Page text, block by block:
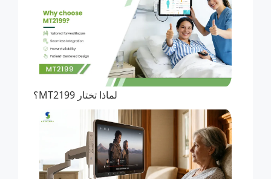
لماذا تختار MT2199؟